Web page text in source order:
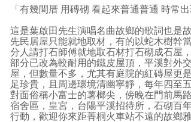
「有幾間厝 用磚砌 看起來普通普通 時常
這是葉啟田先生演唱名曲故鄉的歌詞也是
先民居屋只能就地取材，有的以蛇木樹幹
分人請打石師傅就地取石材打石砌成石屋
部分已改為較耐用的鐵皮屋頂，平溪對外
屋，但數量不多，尤其有庭院的紅磚屋更
足珍貴，且周邊環境清幽寧靜，每年四至
對面俗稱小富士的薯榔尖，傍晚在門前馬
宿舍區，皇宮，台陽平溪招待所，石砌百
行動，歡迎你來距菁桐火車站不遠的故鄉